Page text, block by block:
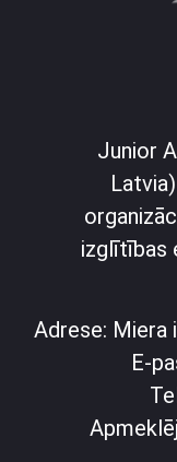
Junior
izglītības
Adrese: Miera
E-